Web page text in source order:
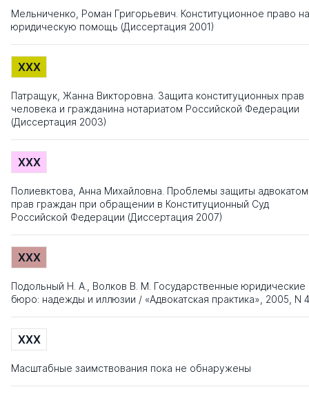
Мельниченко, Роман Григорьевич. Конституционное право на
юридическую помощь (Диссертация 2001)
XXX
Патращук, Жанна Викторовна. Защита конституционных прав
человека и гражданина нотариатом Российской Федерации
(Диссертация 2003)
XXX
Полиевктова, Анна Михайловна. Проблемы защиты адвокатом
прав граждан при обращении в Конституционный Суд
Российской Федерации (Диссертация 2007)
XXX
Подольный Н. А., Волков В. М. Государственные юридические
бюро: надежды и иллюзии / «Адвокатская практика», 2005, N
XXX
Масштабные заимствования пока не обнаружены